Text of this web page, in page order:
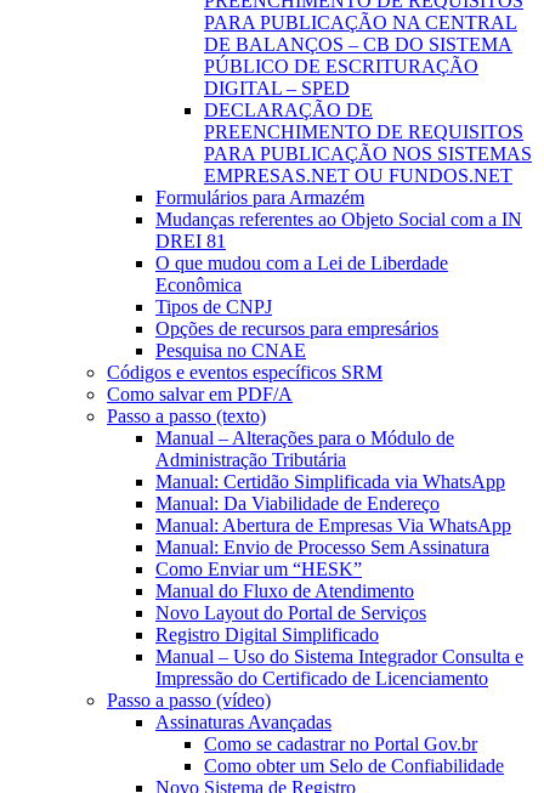
PARA PUBLICAÇÃO NA CENTRAL
DE BALANÇOS – CB DO SISTEMA
PÚBLICO DE ESCRITURAÇÃO
DIGITAL – SPED
DECLARAÇÃO DE
PREENCHIMENTO DE REQUISITOS
PARA PUBLICAÇÃO NOS SISTEMAS
EMPRESAS.NET OU FUNDOS.NET
Formulários para Armazém
Mudanças referentes ao Objeto Social com a IN
DREI 81
O que mudou com a Lei de Liberdade
Econômica
Tipos de CNPJ
Opções de recursos para empresários
Pesquisa no CNAE
Códigos e eventos específicos SRM
Como salvar em PDF/A
Passo a passo (texto)
Manual – Alterações para o Módulo de
Administração Tributária
Manual: Certidão Simplificada via WhatsApp
Manual: Da Viabilidade de Endereço
Manual: Abertura de Empresas Via WhatsApp
Manual: Envio de Processo Sem Assinatura
Como Enviar um “HESK”
Manual do Fluxo de Atendimento
Novo Layout do Portal de Serviços
Registro Digital Simplificado
Manual – Uso do Sistema Integrador Consulta e
Impressão do Certificado de Licenciamento
Passo a passo (vídeo)
Assinaturas Avançadas
Como se cadastrar no Portal Gov.br
Como obter um Selo de Confiabilidade
Novo Sistema de Registro